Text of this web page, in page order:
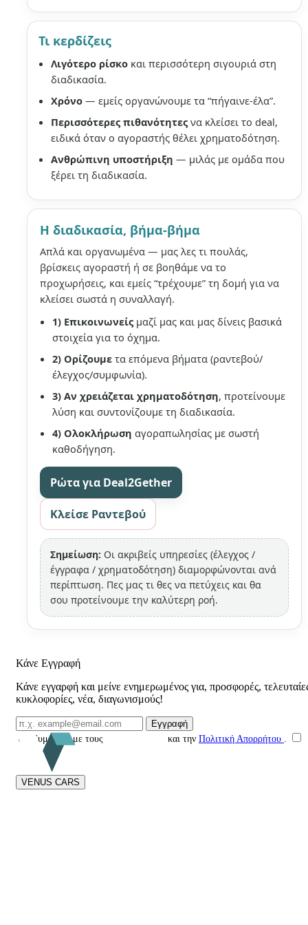
Τι κερδίζεις
Λιγότερο ρίσκο και περισσότερη σιγουριά στη
διαδικασία.
Χρόνο — εμείς οργανώνουμε τα “πήγαινε-έλα”.
Περισσότερες πιθανότητες να κλείσει το deal,
ειδικά όταν ο αγοραστής θέλει χρηματοδότηση.
Ανθρώπινη υποστήριξη — μιλάς με ομάδα που
ξέρει τη διαδικασία.
Η διαδικασία, βήμα-βήμα
Απλά και οργανωμένα — μας λες τι πουλάς,
βρίσκεις αγοραστή ή σε βοηθάμε να το
προχωρήσεις, και εμείς “τρέχουμε” τη δομή για να
κλείσει σωστά η συναλλαγή.
1) Επικοινωνείς μαζί μας και μας δίνεις βασικά
στοιχεία για το όχημα.
2) Ορίζουμε τα επόμενα βήματα (ραντεβού/
έλεγχος/συμφωνία).
3) Αν χρειάζεται χρηματοδότηση, προτείνουμε
λύση και συντονίζουμε τη διαδικασία.
4) Ολοκλήρωση αγοραπωλησίας με σωστή
καθοδήγηση.
Ρώτα για Deal2Gether
Κλείσε Ραντεβού
Σημείωση: Οι ακριβείς υπηρεσίες (έλεγχος /
έγγραφα / χρηματοδότηση) διαμορφώνονται ανά
περίπτωση. Πες μας τι θες να πετύχεις και θα
σου προτείνουμε την καλύτερη ροή.
Κάνε Εγγραφή
Κάνε εγγαρφή και μείνε ενημερωμένος για, προσφορές,
κυκλοφορίες, νέα, διαγωνισμούς!
Email Επικοινωνίας
Εγγραφή
Συμφωνώ με τους
και την Πολιτική Απορρήτου .
VENUS CARS